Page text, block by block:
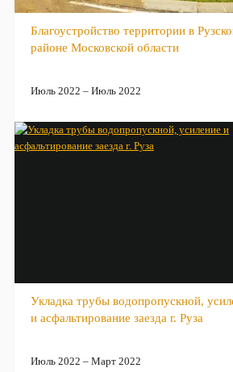
Благоустройство территории в
районе Московской области
Июль 2022 – Июль 2022
Укладка трубы водопропускной,
и асфальтирование заезда г. Руза
Июль 2022 – Март 2022